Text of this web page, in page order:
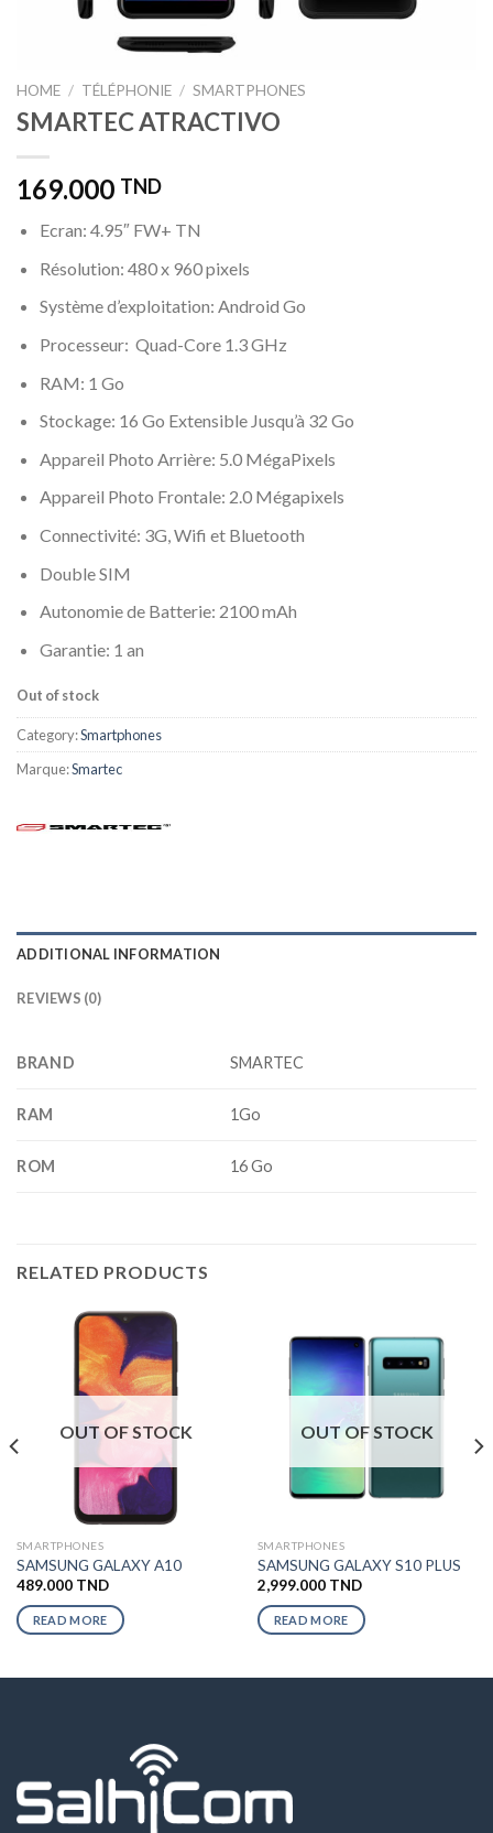
HOME / TÉLÉPHONIE / SMARTPHONES
SMARTEC ATRACTIVO
169.000 TND
Ecran: 4.95″ FW+ TN
Résolution: 480 x 960 pixels
Système d’exploitation: Android Go
Processeur: Quad-Core 1.3 GHz
RAM: 1 Go
Stockage: 16 Go Extensible Jusqu’à 32 Go
Appareil Photo Arrière: 5.0 MégaPixels
Appareil Photo Frontale: 2.0 Mégapixels
Connectivité: 3G, Wifi et Bluetooth
Double SIM
Autonomie de Batterie: 2100 mAh
Garantie: 1 an
Out of stock
Category:Smartphones
Marque:Smartec
ADDITIONAL INFORMATION
REVIEWS (0)
BRAND SMARTEC
RAM 1Go
ROM 16 Go
RELATED PRODUCTS
OUT OF STOCK
SMARTPHONES
SAMSUNG GALAXY A10
489.000 TND
READ MORE
OUT OF STOCK
SMARTPHONES
SAMSUNG GALAXY S10 PLUS
2,999.000 TND
READ MORE